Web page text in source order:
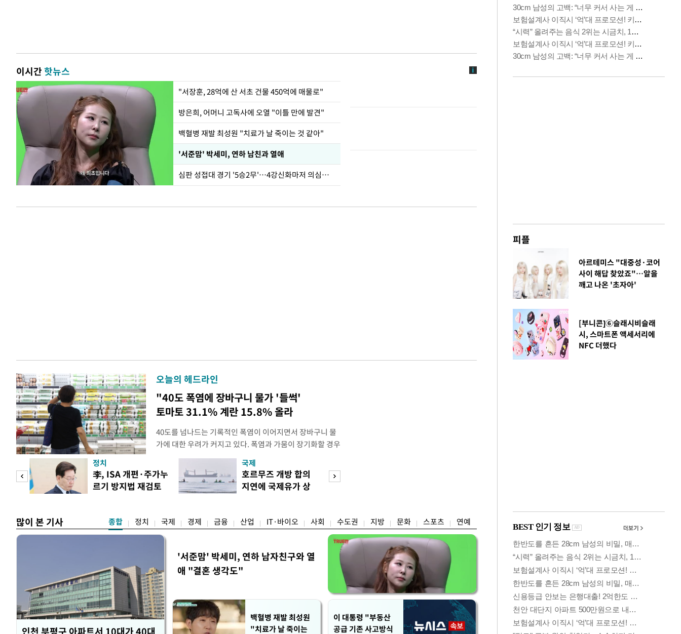
이시간핫뉴스
"서장훈, 28억에 산 서초 건물 450억에 매물로"
방은희, 어머니 고독사에 오열 "이틀 만에 발견"
백혈병 재발 최성원 "치료가 날 죽이는 것 같아"
'서준맘' 박세미, 연하 남친과 열애
심판 성접대 경기 '5승2무'…4강신화마저 의심받아
오늘의 헤드라인
"40도 폭염에 장바구니 물가 '들썩'
토마토 31.1% 계란 15.8% 올라
40도를 넘나드는 기록적인 폭염이 이어지면서 장바구니 물
가에 대한 우려가 커지고 있다. 폭염과 가뭄이 장기화할 경우
농작물 생육과 가축 생산성이 저하돼 농축산물 가격을 자극
할 수 있기 때문이다. 현재까지는 농축산물 가격이 일제히 오
르기보다는 품목별로 희비가 엇갈리는 모습이다. 배·토마토
·수박·계란 등은 지난해보다 가격이 오른 반면 사과·배추·
정치
李, ISA 개편·주가누
르기 방지법 재검토
국제
호르무즈 개방 합의
지연에 국제유가 상
많이 본 기사 종합 정치 국제 경제 금융 산업 IT·바이오 사회 수도권 지방 문화 스포츠 연예
인천 부평구 아파트서 10대가 40대
'서준맘' 박세미, 연하 남자친구와 열
애 "결혼 생각도"
백혈병 재발 최성원
"치료가 날 죽이는
이 대통령 "부동산
공급 기존 사고방식
피플
아르테미스 "대중성·코어
사이 해답 찾았죠"…알을
깨고 나온 '초자아'
[부니콘]⑥슬래시비슬래
시, 스마트폰 액세서리에
NFC 더했다